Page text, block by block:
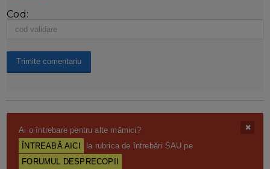
Cod:
Ai o întrebare pentru alte mămici?
ÎNTREABĂ AICI
la rubrica de întrebări SAU pe
FORUMUL DESPRECOPII